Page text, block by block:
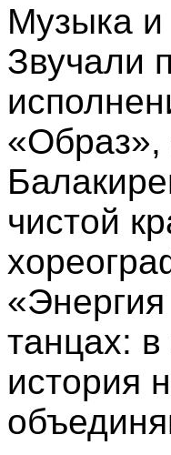
Музыка
Звучали
чистой
танцах:
история